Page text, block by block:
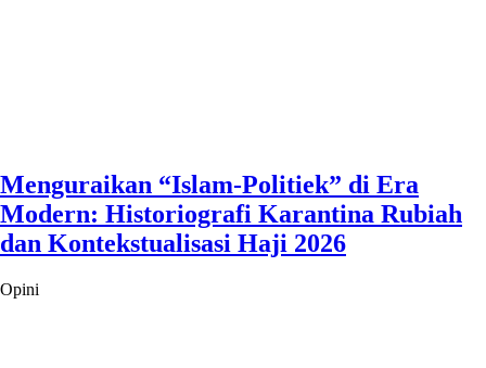
Menguraikan “Islam-Politiek” di Era
Modern: Historiografi Karantina Rubiah
dan Kontekstualisasi Haji 2026
Opini